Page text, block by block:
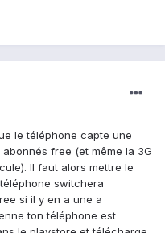
le téléphone capte une
free (et même la 3G
Il faut alors mettre le
switchera
si il y en a une a
ton téléphone est